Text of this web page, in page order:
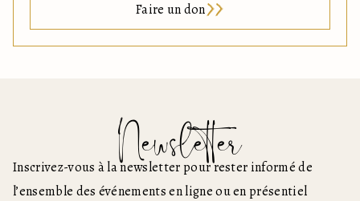
Faire un don
Newsletter
Inscrivez-vous à la newsletter pour rester informé de
l’ensemble des événements en ligne ou en présentiel